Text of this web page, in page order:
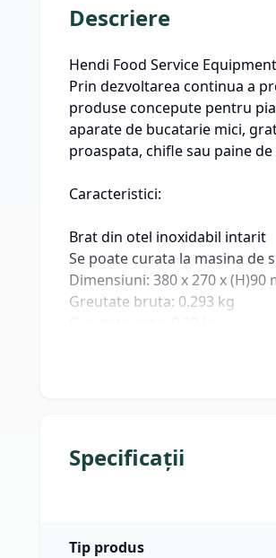
Descriere
Hendi Food Service
Prin dezvoltarea continua a
produse concepute pentru
aparate de bucatarie mici,
proaspata, chifle sau paine de
Caracteristici:
Brat din otel inoxidabil intarit
Se poate curata la masina de
Dimensiuni: 380 x 270 x (H)90
Greutate bruta: 0.293 kg
Specificații
Tip produs